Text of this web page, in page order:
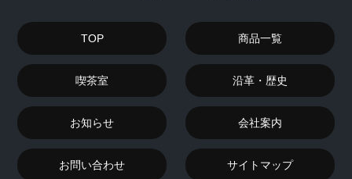
TOP 商品一覧
喫茶室 沿革・歴史
お知らせ 会社案内
お問い合わせ サイトマップ